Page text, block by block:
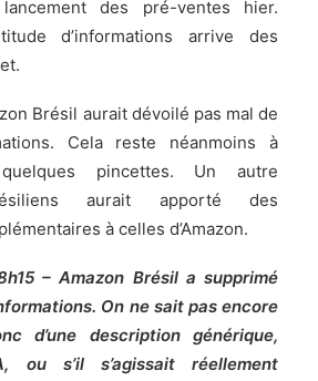
des pré-ventes hier.
d’informations arrive des
Brésil aurait dévoilé pas mal de
Cela reste néanmoins à
pincettes. Un autre
aurait apporté des
à celles d’Amazon.
–Amazon Brésil a supprimé
On ne sait pas encore
d’une description générique,
ou s’il s’agissait réellement